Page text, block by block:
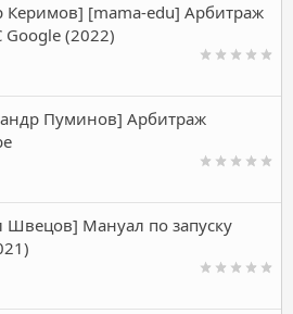
Керимов] [mama-edu] Арбитраж
(2022)
Пуминов] Арбитраж
Швецов] Мануал по запуску